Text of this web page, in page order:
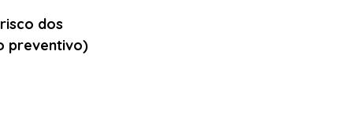
dos
preventivo)